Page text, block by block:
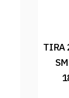
TIRA